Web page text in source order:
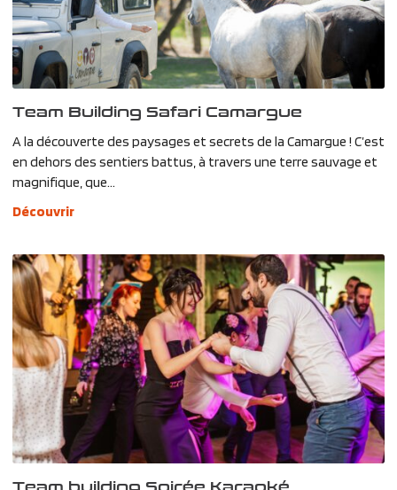
Team Building Safari Camargue
A la découverte des paysages et secrets de la Camargue ! C’est
en dehors des sentiers battus, à travers une terre sauvage et
magnifique, que...
Découvrir
Team building Soirée Karaoké